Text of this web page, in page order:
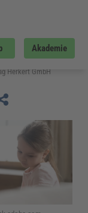
Akademie
–
Herkert GmbH